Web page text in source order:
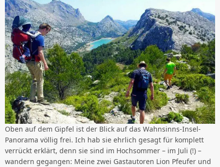
Oben auf dem Gipfel ist der Blick auf das Wahnsinns-Insel-
Panorama völlig frei. Ich hab sie ehrlich gesagt für komplett
verrückt erklärt, denn sie sind im Hochsommer – im Juli (!) –
wandern gegangen: Meine zwei Gastautoren Lion Pfeufer und